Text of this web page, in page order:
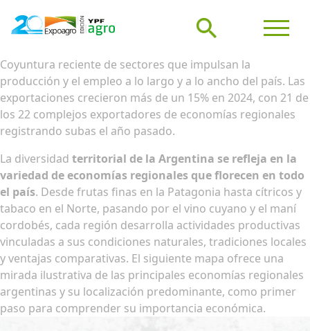
Coyuntura reciente de sectores que impulsan la
producción y el empleo a lo largo y a lo ancho del país. Las
exportaciones crecieron más de un 15% en 2024, con 21 de
los 22 complejos exportadores de economías regionales
registrando subas el año pasado.
La diversidad territorial de la Argentina se refleja en la
variedad de economías regionales que florecen en todo
el país. Desde frutas finas en la Patagonia hasta cítricos y
tabaco en el Norte, pasando por el vino cuyano y el maní
cordobés, cada región desarrolla actividades productivas
vinculadas a sus condiciones naturales, tradiciones locales
y ventajas comparativas. El siguiente mapa ofrece una
mirada ilustrativa de las principales economías regionales
argentinas y su localización predominante, como primer
paso para comprender su importancia económica.